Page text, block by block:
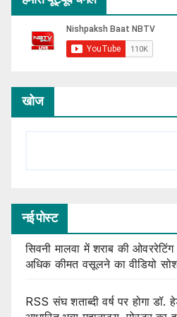
खोज
नई पोस्ट
सिवनी मालवा में शराब की
अधिक कीमत वसूलने का वीडियो
RSS संघ शताब्दी वर्ष पर होगा डॉ.